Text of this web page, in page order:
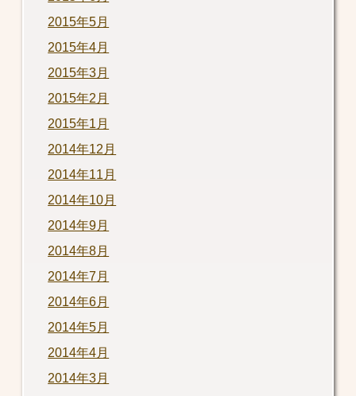
2015年5月
2015年4月
2015年3月
2015年2月
2015年1月
2014年12月
2014年11月
2014年10月
2014年9月
2014年8月
2014年7月
2014年6月
2014年5月
2014年4月
2014年3月